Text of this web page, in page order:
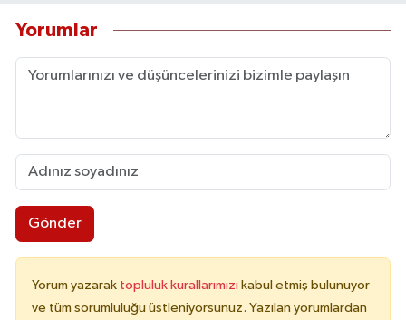
Yorumlar
Gönder
Yorum yazarak topluluk kurallarımızı kabul etmiş bulunuyor
ve tüm sorumluluğu üstleniyorsunuz. Yazılan yorumlardan